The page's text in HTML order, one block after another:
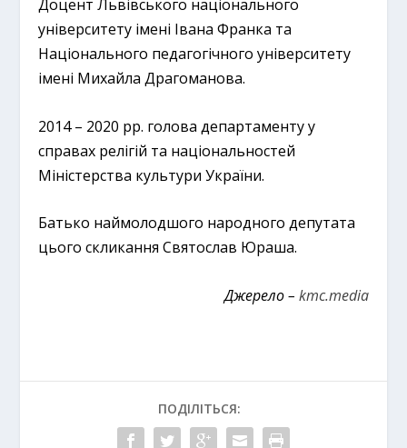
Доцент Львівського національного
університету імені Івана Франка та
Національного педагогічного університету
імені Михайла Драгоманова.
2014 – 2020 рр. голова департаменту у
справах релігій та національностей
Міністерства культури України.
Батько наймолодшого народного депутата
цього скликання Святослав Юраша.
Джерело – kmc.media
ПОДІЛІТЬСЯ: